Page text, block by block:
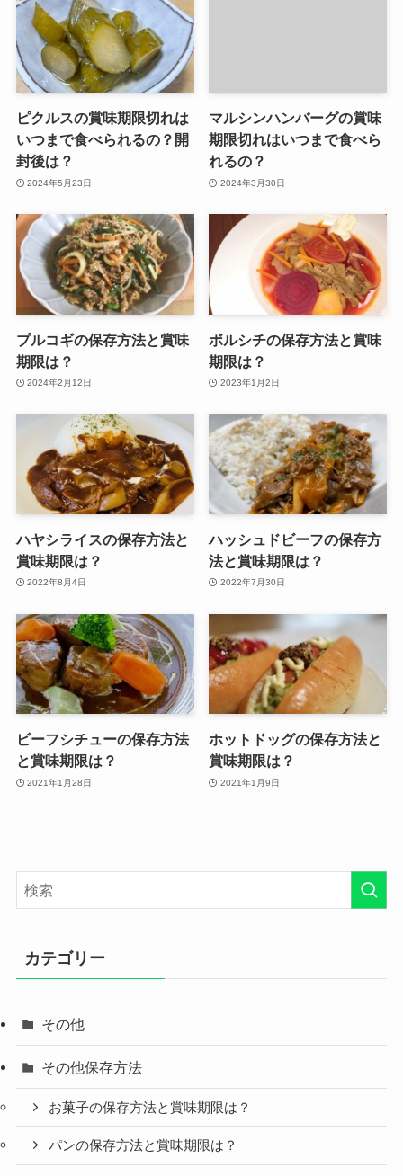
ピクルスの賞味期限切れは
いつまで食べられるの？開
封後は？
2024年5月23日
マルシンハンバーグの賞味
期限切れはいつまで食べら
れるの？
2024年3月30日
プルコギの保存方法と賞味
期限は？
2024年2月12日
ボルシチの保存方法と賞味
期限は？
2023年1月2日
ハヤシライスの保存方法と
賞味期限は？
2022年8月4日
ハッシュドビーフの保存方
法と賞味期限は？
2022年7月30日
ビーフシチューの保存方法
と賞味期限は？
2021年1月28日
ホットドッグの保存方法と
賞味期限は？
2021年1月9日
カテゴリー
その他
その他保存方法
お菓子の保存方法と賞味期限は？
パンの保存方法と賞味期限は？